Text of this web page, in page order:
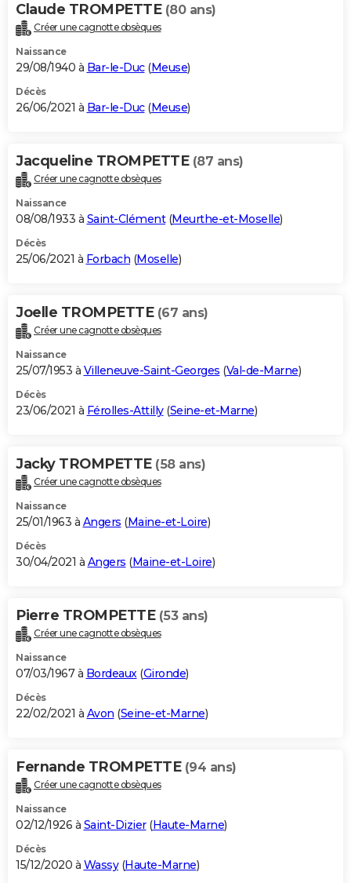
Claude TROMPETTE (80 ans)
Créer une cagnotte obsèques
Naissance
29/08/1940 à Bar-le-Duc(Meuse)
Décès
26/06/2021 à Bar-le-Duc(Meuse)
Jacqueline TROMPETTE (87 ans)
Créer une cagnotte obsèques
Naissance
08/08/1933 à Saint-Clément(Meurthe-et-Moselle)
Décès
25/06/2021 à Forbach (Moselle)
Joelle TROMPETTE (67 ans)
Créer une cagnotte obsèques
Naissance
25/07/1953 à Villeneuve-Saint-Georges (Val-de-Marne)
Décès
23/06/2021 à Férolles-Attilly(Seine-et-Marne)
Jacky TROMPETTE (58 ans)
Créer une cagnotte obsèques
Naissance
25/01/1963 à Angers (Maine-et-Loire)
Décès
30/04/2021 à Angers (Maine-et-Loire)
Pierre TROMPETTE (53 ans)
Créer une cagnotte obsèques
Naissance
07/03/1967 à Bordeaux(Gironde)
Décès
22/02/2021 à Avon (Seine-et-Marne)
Fernande TROMPETTE (94 ans)
Créer une cagnotte obsèques
Naissance
02/12/1926 à Saint-Dizier(Haute-Marne)
Décès
15/12/2020 à Wassy(Haute-Marne)